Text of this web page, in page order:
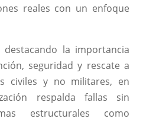
reales con un enfoque
la importancia
seguridad y rescate a
civiles y no militares, en
respalda fallas sin
estructurales como